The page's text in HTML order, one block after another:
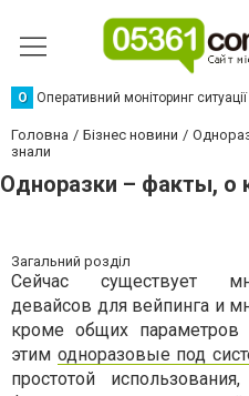
О Оперативний моніторинг
Головна Бізнес новини
знали
Одноразки – факты, о
Загальний розділ
Сейчас существует
девайсов для вейпинга и
кроме общих параметров
этим одноразовые под
простотой